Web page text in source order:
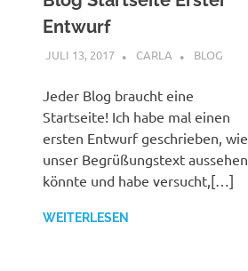
Entwurf
JULI 13, 2017 CARLA BLOG
Jeder Blog braucht eine
Startseite! Ich habe mal einen
ersten Entwurf geschrieben, wie
unser Begrüßungstext aussehen
könnte und habe versucht,[…]
WEITERLESEN